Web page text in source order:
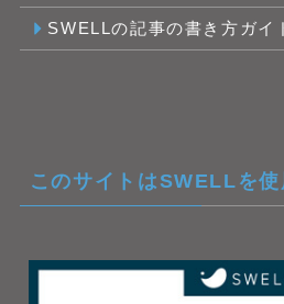
SWELLの記事の書き方ガイ
このサイトはSWELLを使